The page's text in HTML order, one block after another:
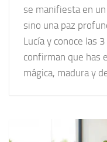
se manifiesta en
sino una paz
Lucía y conoce las
confirman que has
mágica, madura y